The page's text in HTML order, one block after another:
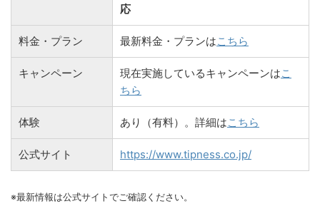
応
料金・プラン 最新料金・プランはこちら
キャンペーン 現在実施しているキャンペーンはこ
ちら
体験 あり（有料）。詳細はこちら
公式サイト https://www.tipness.co.jp/
※最新情報は公式サイトでご確認ください。